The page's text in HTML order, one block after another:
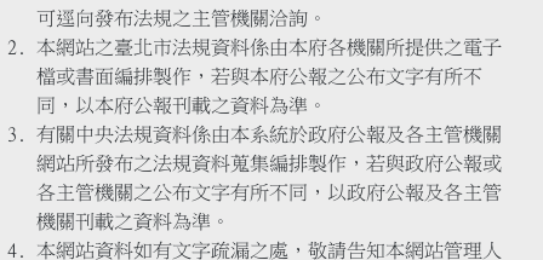
可逕向發布法規之主管機關洽詢。
本網站之臺北市法規資料係由本府各機關所提供之電子
檔或書面編排製作，若與本府公報之公布文字有所不
同，以本府公報刊載之資料為準。
有關中央法規資料係由本系統於政府公報及各主管機關
網站所發布之法規資料蒐集編排製作，若與政府公報或
各主管機關之公布文字有所不同，以政府公報及各主管
機關刊載之資料為準。
本網站資料如有文字疏漏之處，敬請告知本網站管理人